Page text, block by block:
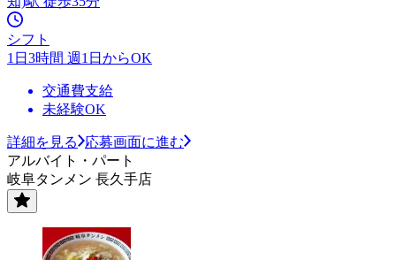
シフト
1日3時間 週1日からOK
交通費支給
未経験OK
詳細を見る
応募画面に進む
アルバイト・パート
岐阜タンメン 長久手店